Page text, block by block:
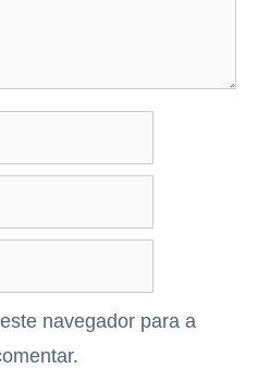
navegador para a